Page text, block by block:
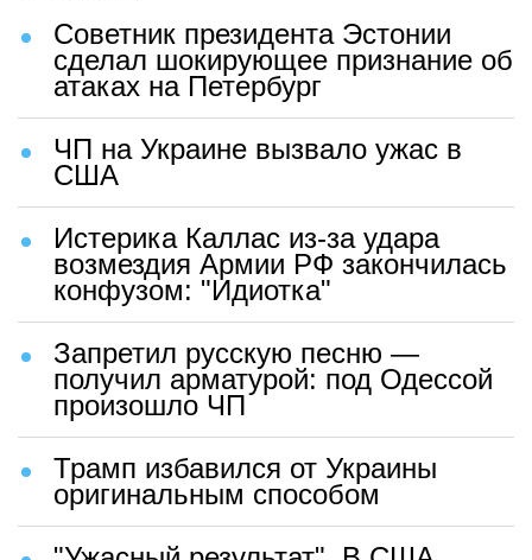
Советник президента Эстонии
сделал шокирующее признание об
атаках на Петербург
ЧП на Украине вызвало ужас в
США
Истерика Каллас из-за удара
возмездия Армии РФ закончилась
конфузом: "Идиотка"
Запретил русскую песню —
получил арматурой: под Одессой
произошло ЧП
Трамп избавился от Украины
оригинальным способом